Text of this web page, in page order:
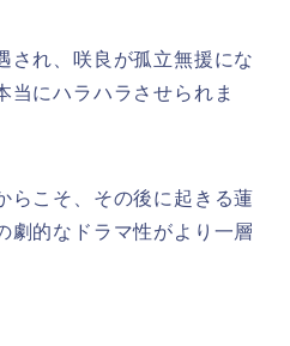
され、咲良が孤立無援にな
当にハラハラさせられま
らこそ、その後に起きる蓮
劇的なドラマ性がより一層